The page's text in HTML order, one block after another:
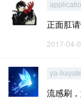
正面肛
2017-04-
ya-hayate
流感刷